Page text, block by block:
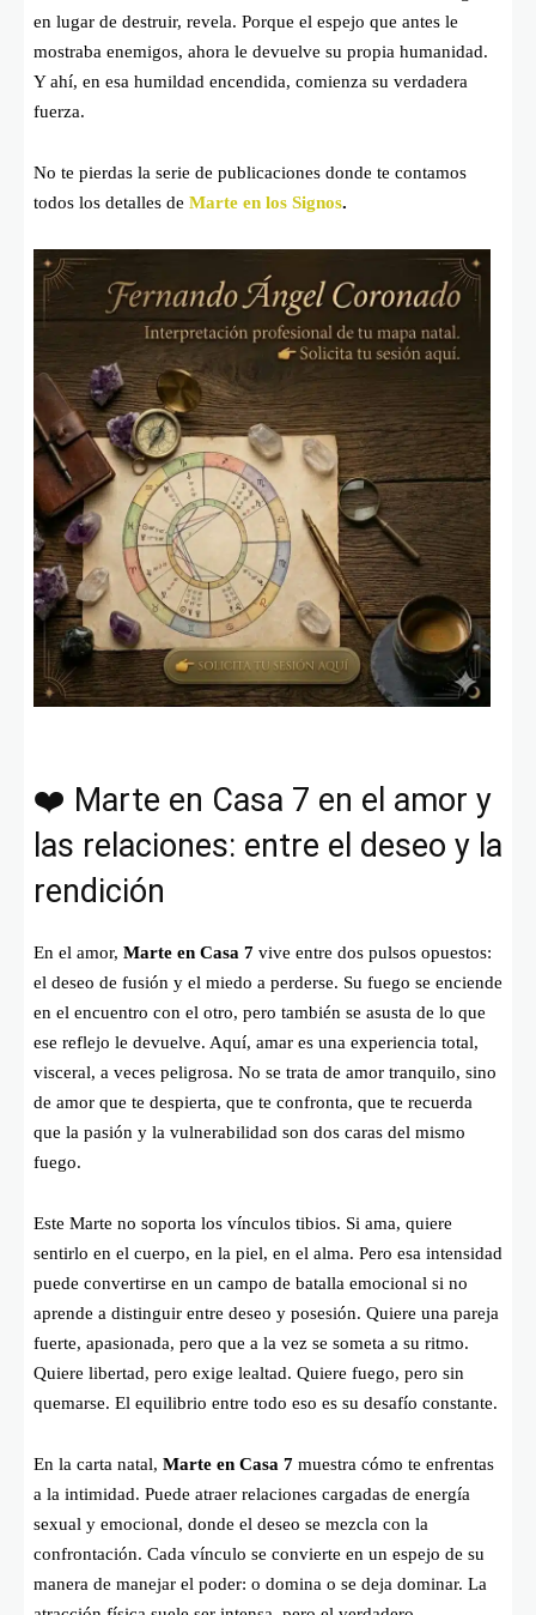
en lugar de destruir, revela. Porque el espejo que antes le
mostraba enemigos, ahora le devuelve su propia humanidad.
Y ahí, en esa humildad encendida, comienza su verdadera
fuerza.
No te pierdas la serie de publicaciones donde te contamos
todos los detalles de Marte en los Signos.
❤️ Marte en Casa 7 en el amor y
las relaciones: entre el deseo y la
rendición
En el amor, Marte en Casa 7 vive entre dos pulsos opuestos:
el deseo de fusión y el miedo a perderse. Su fuego se enciende
en el encuentro con el otro, pero también se asusta de lo que
ese reflejo le devuelve. Aquí, amar es una experiencia total,
visceral, a veces peligrosa. No se trata de amor tranquilo, sino
de amor que te despierta, que te confronta, que te recuerda
que la pasión y la vulnerabilidad son dos caras del mismo
fuego.
Este Marte no soporta los vínculos tibios. Si ama, quiere
sentirlo en el cuerpo, en la piel, en el alma. Pero esa intensidad
puede convertirse en un campo de batalla emocional si no
aprende a distinguir entre deseo y posesión. Quiere una pareja
fuerte, apasionada, pero que a la vez se someta a su ritmo.
Quiere libertad, pero exige lealtad. Quiere fuego, pero sin
quemarse. El equilibrio entre todo eso es su desafío constante.
En la carta natal, Marte en Casa 7 muestra cómo te enfrentas
a la intimidad. Puede atraer relaciones cargadas de energía
sexual y emocional, donde el deseo se mezcla con la
confrontación. Cada vínculo se convierte en un espejo de su
manera de manejar el poder: o domina o se deja dominar. La